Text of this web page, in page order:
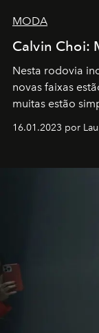
MODA
Calvin Choi:
Nesta rodovia
novas faixas
muitas estão
transportador
por propósitos,
16.01.2023 por